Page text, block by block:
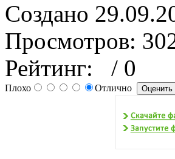
Создано
Просмотров:
Рейтинг:
/ 0
Плохо Отлично